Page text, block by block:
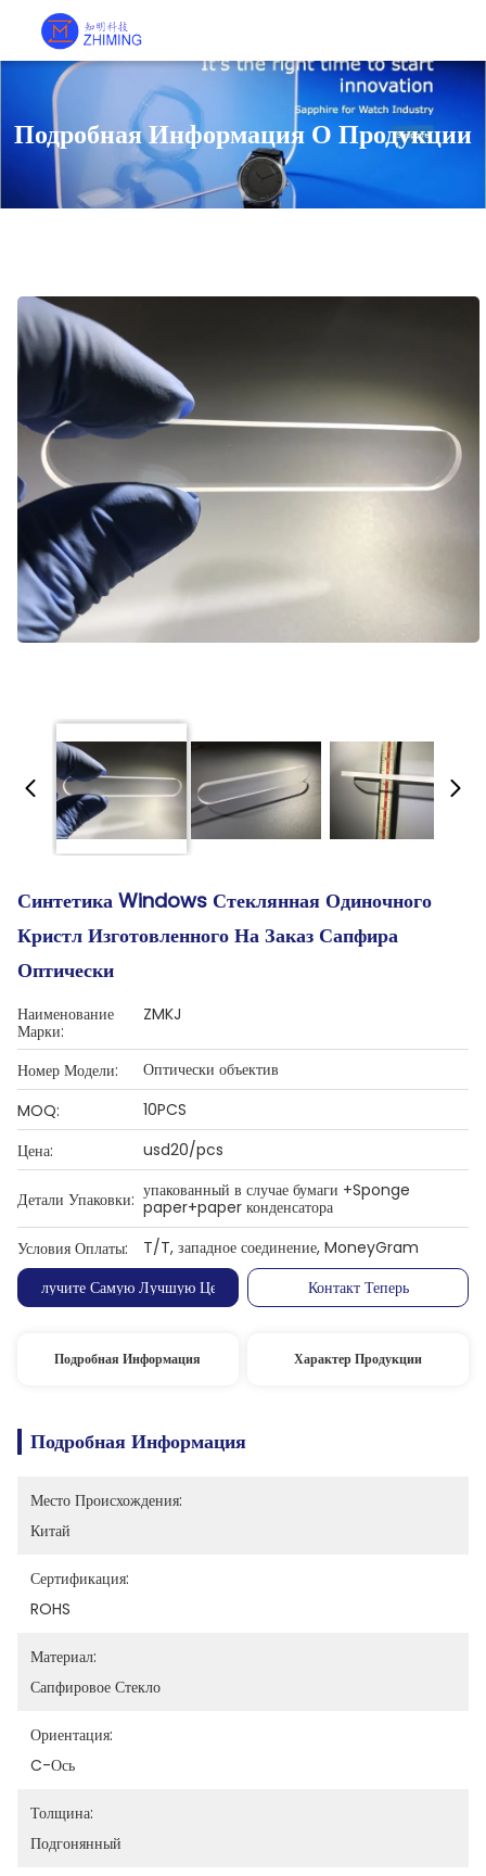
Подробная Информация О Продукции
Синтетика Windows Стеклянная Одиночного
Кристл Изготовленного На Заказ Сапфира
Оптически
Наименование
Марки:
ZMKJ
Номер Модели:
Оптически объектив
MOQ:
10PCS
Цена:
usd20/pcs
Детали Упаковки: упакованный в случае бумаги +Sponge
paper+paper конденсатора
Условия Оплаты:
T/T, западное соединение, MoneyGram
Получите Самую Лучшую Цену
Контакт Теперь
Подробная Информация Характер Продукции
Подробная Информация
Место Происхождения:
Китай
Сертификация:
ROHS
Материал:
Сапфировое Стекло
Ориентация:
C-Ось
Толщина:
Подгонянный